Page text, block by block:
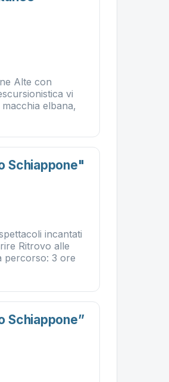
Alte con
vi
elbana,
Schiappone"
incantati
Ritrovo alle
percorso: 3 ore
Schiappone”